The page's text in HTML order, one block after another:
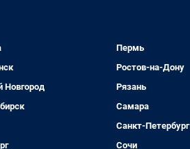
Новгород
Пермь
Ростов-на-Дону
Рязань
Самара
Санкт-Петербург
Сочи